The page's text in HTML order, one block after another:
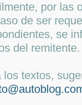
por las
de ser
se
del remitente.
textos,